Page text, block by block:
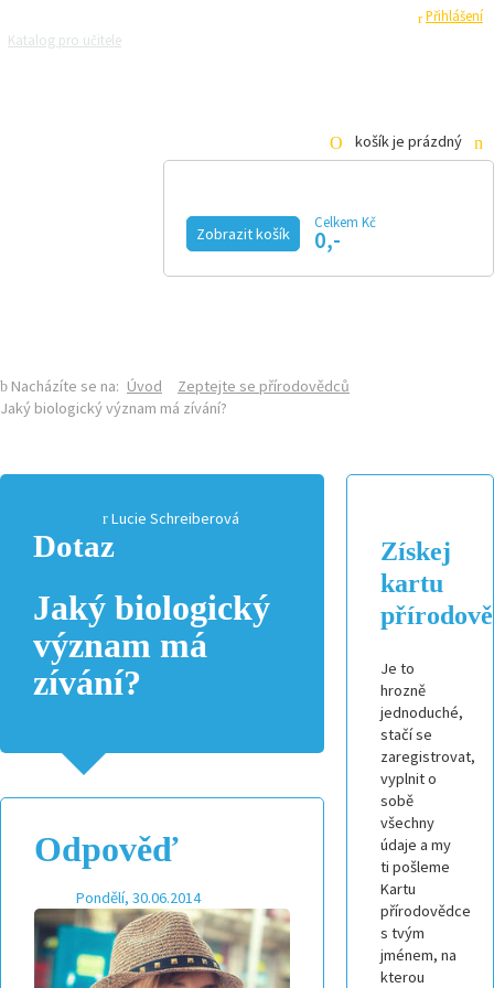
Přihlášení
Katalog pro učitele
košík je prázdný
Zobrazit košík
Celkem Kč
0,-
Nacházíte se na: Úvod
Zeptejte se přírodovědců
Jaký biologický význam má zívání?
Lucie Schreiberová
Dotaz
Jaký biologický
význam má
zívání?
Odpověď
Pondělí, 30.06.2014
Získej
kartu
Je to
hrozně
jednoduché,
stačí se
zaregistrovat,
vyplnit o
sobě
všechny
údaje a my
ti pošleme
Kartu
přírodovědce
s tvým
jménem, na
kterou